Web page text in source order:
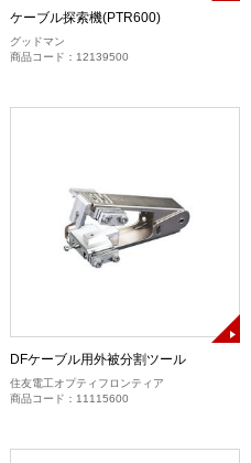
ケーブル探索機(PTR600)
グッドマン
商品コード：12139500
DFケーブル用外被分割ツール
住友電工オプティフロンティア
商品コード：11115600